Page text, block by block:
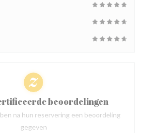
beoordelingen
na hun reservering een beoordeling
gegeven